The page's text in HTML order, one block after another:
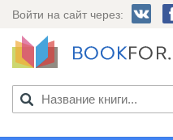
Войти на сайт через: